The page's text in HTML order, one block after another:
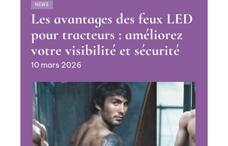
NEWS
Les avantages des feux LED
pour tracteurs : améliorez
votre visibilité et sécurité
10 mars 2026